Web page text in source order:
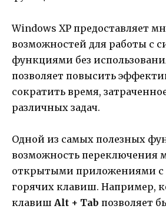
Windows XP предоставляет
возможностей для работы с
функциями без
позволяет повысить
сократить время,
различных задач.
Одной из самых полезных
возможность переключения
открытыми приложениями
горячих клавиш. Например,
клавиш Alt + Tab позволяет